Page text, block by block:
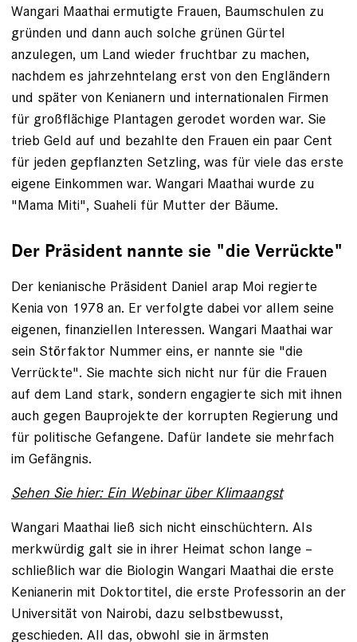
Wangari Maathai ermutigte Frauen, Baumschulen zu
gründen und dann auch solche grünen Gürtel
anzulegen, um Land wieder fruchtbar zu machen,
nachdem es jahrzehntelang erst von den Engländern
und später von Kenianern und internationalen Firmen
für großflächige Plantagen gerodet worden war. Sie
trieb Geld auf und bezahlte den Frauen ein paar Cent
für jeden gepflanzten Setzling, was für viele das erste
eigene Ein­kommen war. Wangari Maathai wurde zu
"Mama Miti", Suaheli für Mutter der Bäume.
Der Präsident nannte sie "die Verrückte"
Der kenianische Präsident Daniel arap Moi regierte
Kenia von 1978 an. Er verfolgte dabei vor allem ­seine
eigenen, finanziellen Interessen. Wangari Maathai war
sein Stör­faktor Nummer eins, er nannte sie "die
Verrückte". Sie machte sich nicht nur für die Frauen
auf dem Land stark, ­sondern engagierte sich mit ihnen
auch gegen Bauprojekte der kor­rupten Regierung und
für politische Gefangene. Dafür landete sie mehrfach
im Gefängnis.
Sehen Sie hier: Ein Webinar über Klimaangst
Wangari Maathai ließ sich nicht einschüchtern. Als
merkwürdig galt sie in ihrer Heimat schon lange –
schließlich war die Biologin ­Wangari Maathai die erste
Kenianerin mit Doktortitel, die erste Professorin an der
Universität von Nairobi, dazu selbstbewusst,
geschieden. All das, obwohl sie in ärmsten